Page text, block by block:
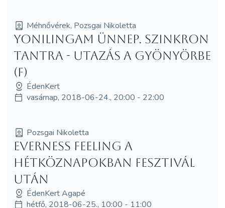
Méhnővérek, Pozsgai Nikoletta
YoniLingam Ünnep. Szinkron
Tantra - utazás a gyönyörbe
(F)
ÉdenKert
vasárnap, 2018-06-24., 20:00 - 22:00
Pozsgai Nikoletta
Everness Feeling a
Hétköznapokban Fesztivál
után
ÉdenKert Agapé
hétfő, 2018-06-25., 10:00 - 11:00